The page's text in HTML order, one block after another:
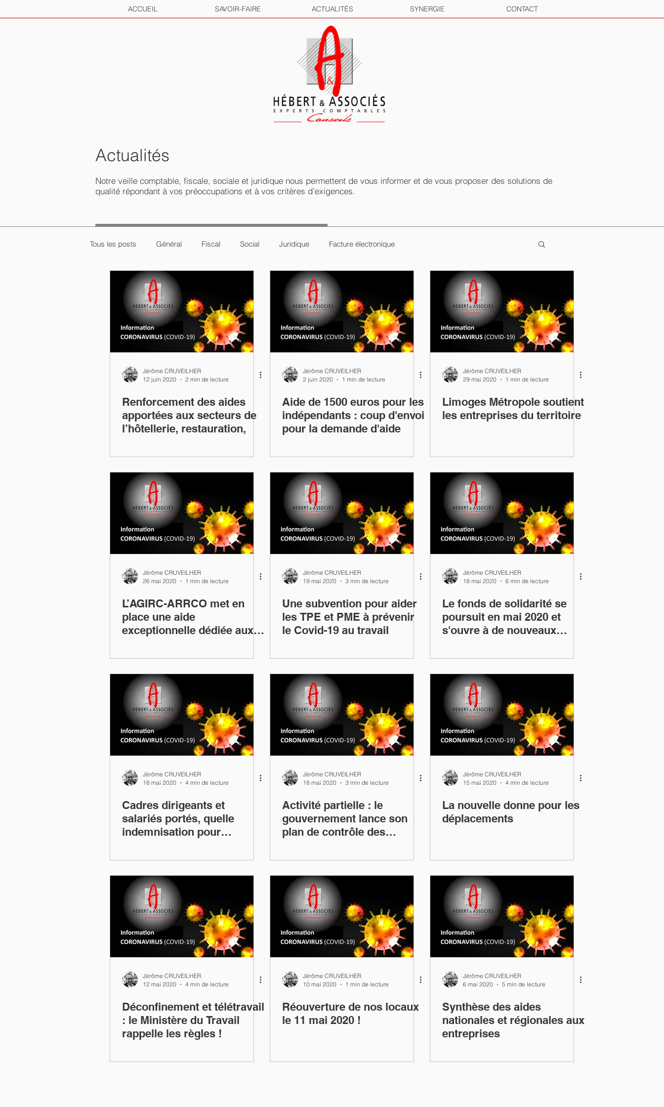
ACCUEIL SAVOIR-FAIRE ACTUALITÉS SYNERGIE CONTACT
Actualités
Notre veille comptable, fiscale, sociale et juridique nous permettent de vous informer et de vous proposer des solutions de
qualité répondant à vos préoccupations et à vos critères d’exigences.
Tous les posts Général Fiscal Social Juridique Facture électronique
Jérôme CRUVEILHER
12 juin 2020
2 min de lecture
Renforcement des aides
apportées aux secteurs de
l’hôtellerie, restauration,
Jérôme CRUVEILHER
2 juin 2020
1 min de lecture
Aide de 1500 euros pour les
indépendants : coup d'envoi
pour la demande d'aide
Jérôme CRUVEILHER
29 mai 2020
1 min de lecture
Limoges Métropole soutient
les entreprises du territoire
Jérôme CRUVEILHER
26 mai 2020
1 min de lecture
L’AGIRC-ARRCO met en
place une aide
exceptionnelle dédiée aux
Jérôme CRUVEILHER
19 mai 2020
3 min de lecture
Une subvention pour aider
les TPE et PME à prévenir
le Covid-19 au travail
Jérôme CRUVEILHER
18 mai 2020
6 min de lecture
Le fonds de solidarité se
poursuit en mai 2020 et
s'ouvre à de nouveaux
Jérôme CRUVEILHER
18 mai 2020
4 min de lecture
Cadres dirigeants et
salariés portés, quelle
indemnisation pour
Jérôme CRUVEILHER
18 mai 2020
3 min de lecture
Activité partielle : le
gouvernement lance son
plan de contrôle des
Jérôme CRUVEILHER
15 mai 2020
4 min de lecture
La nouvelle donne pour les
déplacements
Jérôme CRUVEILHER
12 mai 2020
4 min de lecture
Déconfinement et télétravail
: le Ministère du Travail
rappelle les règles !
Jérôme CRUVEILHER
10 mai 2020
1 min de lecture
Réouverture de nos locaux
le 11 mai 2020 !
Jérôme CRUVEILHER
6 mai 2020
5 min de lecture
Synthèse des aides
nationales et régionales aux
entreprises